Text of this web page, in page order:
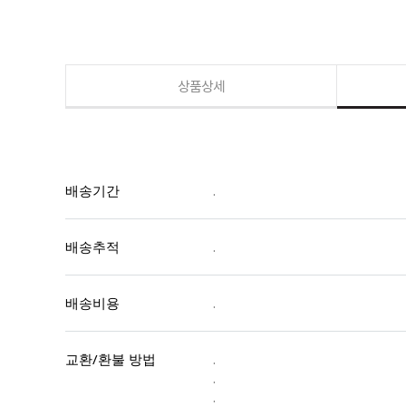
상품상세
배송기간 .
배송추적 .
배송비용 .
교환/환불 방법
.
.
.